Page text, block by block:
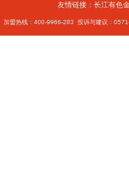
友情链接： 长江有色
加盟热线：400-9966-283 投诉与建议：